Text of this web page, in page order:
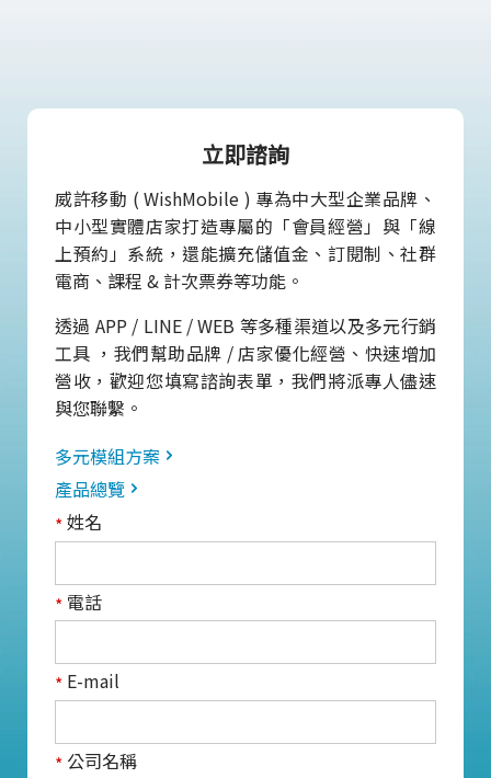
立即諮詢
威許移動 ( WishMobile ) 專為中大型企業品牌、
中小型實體店家打造專屬的「會員經營」與「線
上預約」系統，還能擴充儲值金、訂閱制、社群
電商、課程 & 計次票券等功能。
透過 APP / LINE / WEB 等多種渠道以及多元行銷
工具 ，我們幫助品牌 / 店家優化經營、快速增加
營收，歡迎您填寫諮詢表單，我們將派專人儘速
與您聯繫。
多元模組方案
產品總覽
*姓名
* 電話
* E-mail
* 公司名稱